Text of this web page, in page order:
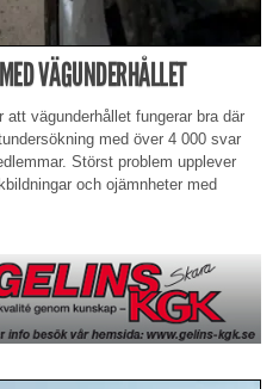
VÄGUNDERHÅLLET
vägunderhållet fungerar bra där
med över 4 000 svar
Störst problem upplever
och ojämnheter med